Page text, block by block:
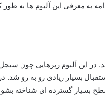
به معرفی این آلبوم ها به طور
استودیویی گروه زدبازی بود که در سال 2012 منتشر شد. در این آلبوم رپرهایی
بسیار زیادی رو به رو شد.
بسیار گسترده ای شناخته